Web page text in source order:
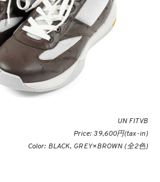
UN FITVB
Price: 39,600円(tax-in)
Color: BLACK, GREY×BROWN (全2色)